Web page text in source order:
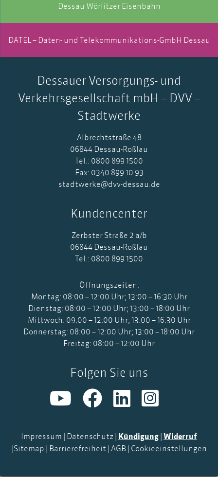
Dessau Wörlitzer Eisenbahn
DATEL – Daten- und Telekommunikations-GmbH Dessau
Dessauer Versorgungs- und
Verkehrsgesellschaft mbH – DVV –
Stadtwerke
Albrechtstraße 48
06844 Dessau-Roßlau
Tel.: 0800 899 1500
Fax: 0340 899 10 93
stadtwerke@dvv-dessau.de
Kundencenter
Zerbster Straße 2 a/b
06844 Dessau-Roßlau
Tel.: 0800 899 1500
Öffnungszeiten:
Montag: 08:00 – 12:00 Uhr; 13:00 – 16:30 Uhr
Dienstag: 08:00 – 12:00 Uhr; 13:00 – 18:00 Uhr
Mittwoch: 09:00 – 12:00 Uhr; 13:00 – 16:30 Uhr
Donnerstag: 08:00 – 12:00 Uhr; 13:00 – 18:00 Uhr
Freitag: 08:00 – 12:00 Uhr
Folgen Sie uns
Impressum | Datenschutz | Kündigung | Widerruf
|Sitemap | Barrierefreiheit | AGB | Cookieeinstellungen